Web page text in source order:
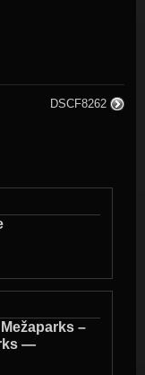
DSCF8262
–
—